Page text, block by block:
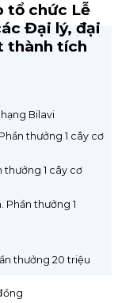
tổ chức Lễ
Đại lý, đại
thành tích
Bilavi
thưởng 1 cây cơ
thưởng 1 cây cơ
Phần thưởng 1
thưởng 20 triệu